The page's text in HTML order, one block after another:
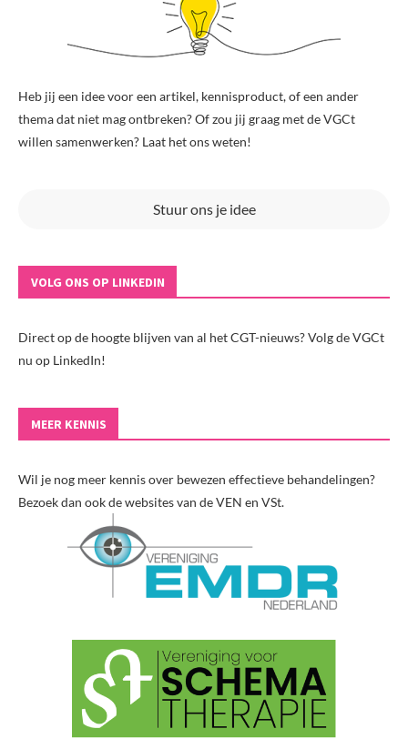
Heb jij een idee voor een artikel, kennisproduct, of een ander
thema dat niet mag ontbreken? Of zou jij graag met de VGCt
willen samenwerken? Laat het ons weten!
Stuur ons je idee
VOLG ONS OP LINKEDIN
Direct op de hoogte blijven van al het CGT-nieuws? Volg de VGCt
nu op LinkedIn!
MEER KENNIS
Wil je nog meer kennis over bewezen effectieve behandelingen?
Bezoek dan ook de websites van de VEN en VSt.